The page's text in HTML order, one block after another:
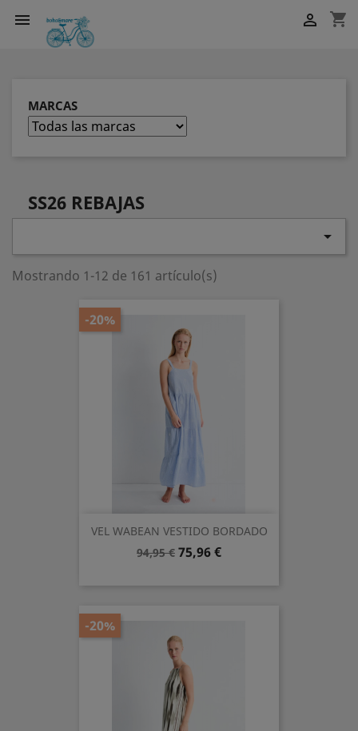
 shopping_cart

MARCAS
SS26 REBAJAS

Mostrando 1-12 de 161 artículo(s)
VEL WABEAN VESTIDO BORDADO
Precio
94,95 € Precio
75,96 €
-20%
-20%